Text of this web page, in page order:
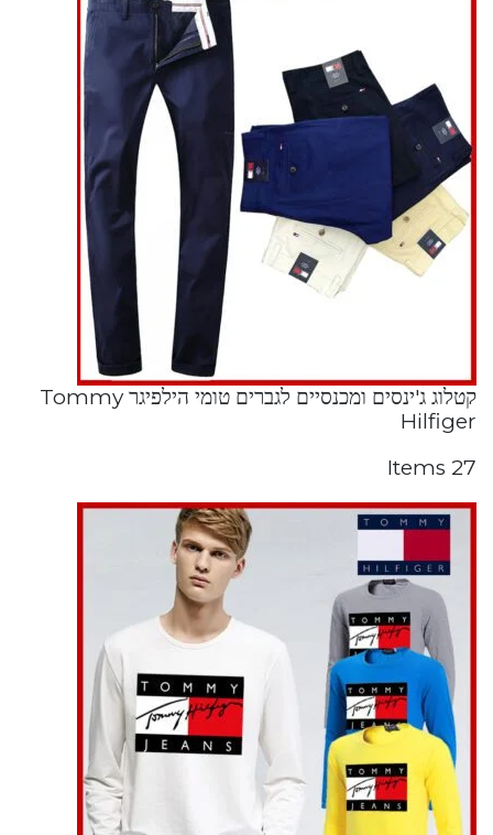
קטלוג ג'ינסים ומכנסיים לגברים טומי הילפיגר Tommy
Hilfiger
27 Items